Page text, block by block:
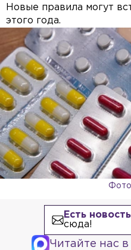
Новые правила могут
этого года.
Есть
сюда!
Читайте нас